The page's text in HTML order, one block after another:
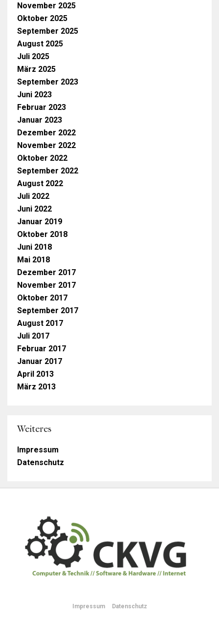
November 2025
Oktober 2025
September 2025
August 2025
Juli 2025
März 2025
September 2023
Juni 2023
Februar 2023
Januar 2023
Dezember 2022
November 2022
Oktober 2022
September 2022
August 2022
Juli 2022
Juni 2022
Januar 2019
Oktober 2018
Juni 2018
Mai 2018
Dezember 2017
November 2017
Oktober 2017
September 2017
August 2017
Juli 2017
Februar 2017
Januar 2017
April 2013
März 2013
Weiteres
Impressum
Datenschutz
Impressum Datenschutz